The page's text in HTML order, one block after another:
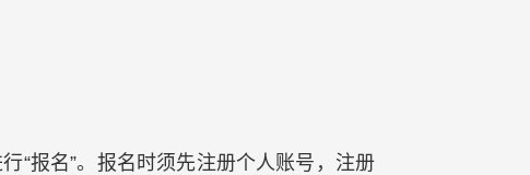
“报名”。报名时须先注册个人账号，注册